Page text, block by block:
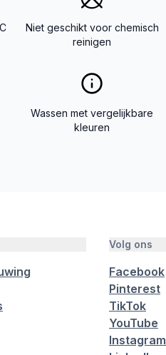
Niet geschikt voor chemisch
reinigen
Wassen met vergelijkbare
kleuren
Volg ons
Facebook
Pinterest
TikTok
YouTube
Instagram